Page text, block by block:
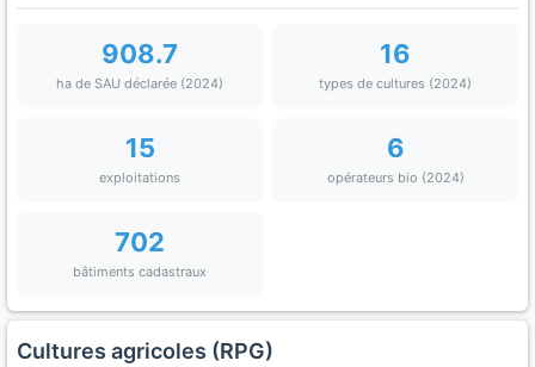
908.7
ha de SAU déclarée (2024)
16
types de cultures (2024)
15
exploitations
6
opérateurs bio (2024)
702
bâtiments cadastraux
Cultures agricoles (RPG)